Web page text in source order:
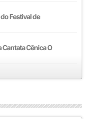
Festival de
Cênica O